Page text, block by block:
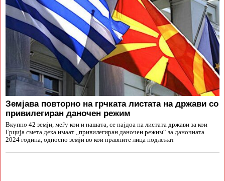
Земјава повторно на грчката листата на држави со
привилегиран даночен режим
Вкупно 42 земји, меѓу кои и нашата, се најдоа на листата држави за кои
Грција смета дека имаат „привилегиран даночен режим“ за даночната
2024 година, односно земји во кои правните лица подлежат